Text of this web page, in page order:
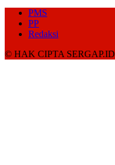
PMS
PP
Redaksi
© HAK CIPTA SERGAP.ID